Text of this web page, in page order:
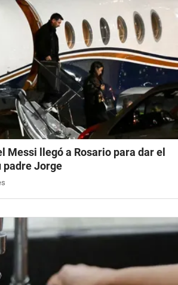
Messi llegó a Rosario para dar el
padre Jorge